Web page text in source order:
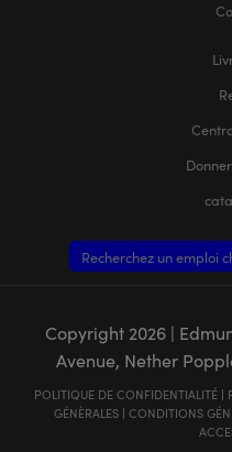
Recherchez un emploi
Copyright 2026|
Avenue, Nether
POLITIQUE DE CONFIDENTIALITÉ|
GÉNÈRALES| CONDITIONS